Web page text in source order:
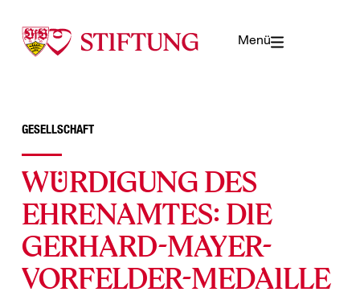
Menü
GESELLSCHAFT
Würdigung des
Ehrenamtes: die
Gerhard-Mayer-
Vorfelder-Medaille